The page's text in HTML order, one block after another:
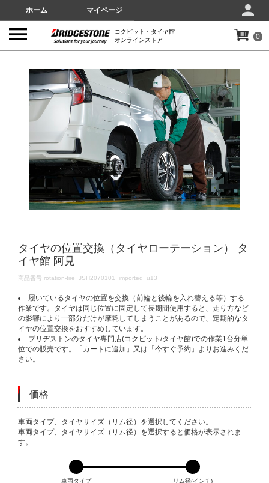
ホーム マイページ
コクピット・タイヤ館
オンラインストア
0
タイヤの位置交換（タイヤローテーション） タ
イヤ館 阿見
DETAILS
商品番号 rotation-tire_JSH2070101_imported_u13
履いているタイヤの位置を交換（前輪と後輪を入れ替える等）する
作業です。タイヤは同じ位置に固定して長期間使用すると、走り方など
の影響により一部分だけが摩耗してしまうことがあるので、定期的なタ
イヤの位置交換をおすすめしています。
ブリヂストンのタイヤ専門店(コクピット/タイヤ館)での作業1台分単
位での販売です。「カートに追加」又は「今すぐ予約」よりお進みくだ
さい。
価格
VARIATIONS
車両タイプ、タイヤサイズ（リム径）を選択してください。
車両タイプ、タイヤサイズ（リム径）を選択すると価格が表示されま
す。
車両タイプ リム径(インチ)